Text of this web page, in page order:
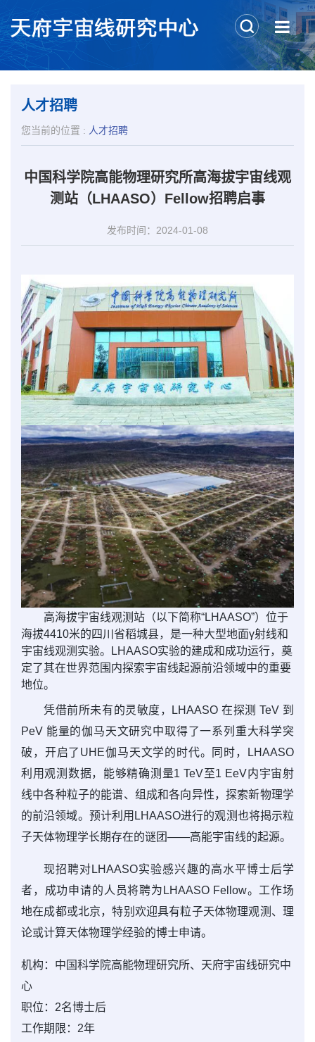
人才招聘
您当前的位置 : 人才招聘
中国科学院高能物理研究所高海拔宇宙线观
测站（LHAASO）Fellow招聘启事
发布时间：2024-01-08
高海拔宇宙线观测站（以下简称“LHAASO”）位于
海拔4410米的四川省稻城县，是一种大型地面γ射线和
宇宙线观测实验。LHAASO实验的建成和成功运行，奠
定了其在世界范围内探索宇宙线起源前沿领域中的重要
地位。
凭借前所未有的灵敏度，LHAASO 在探测 TeV 到
PeV 能量的伽马天文研究中取得了一系列重大科学突
破，开启了UHE伽马天文学的时代。同时，LHAASO
利用观测数据，能够精确测量1 TeV至1 EeV内宇宙射
线中各种粒子的能谱、组成和各向异性，探索新物理学
的前沿领域。预计利用LHAASO进行的观测也将揭示粒
子天体物理学长期存在的谜团——高能宇宙线的起源。
现招聘对LHAASO实验感兴趣的高水平博士后学
者，成功申请的人员将聘为LHAASO Fellow。工作场
地在成都或北京，特别欢迎具有粒子天体物理观测、理
论或计算天体物理学经验的博士申请。
机构：中国科学院高能物理研究所、天府宇宙线研究中
心
职位：2名博士后
工作期限：2年